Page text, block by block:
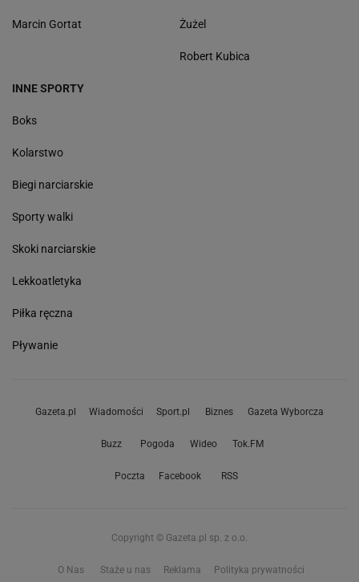
Marcin Gortat Żużel
Robert Kubica
INNE SPORTY
Boks
Kolarstwo
Biegi narciarskie
Sporty walki
Skoki narciarskie
Lekkoatletyka
Piłka ręczna
Pływanie
Gazeta.pl Wiadomości Sport.pl Biznes Gazeta Wyborcza
Buzz Pogoda Wideo Tok.FM
Poczta Facebook RSS
Copyright © Gazeta.pl sp. z o.o.
O Nas Staże u nas Reklama Polityka prywatności